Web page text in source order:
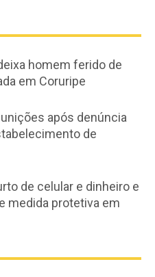
homem ferido de
em Coruripe
após denúncia
de
de celular e dinheiro e
medida protetiva em